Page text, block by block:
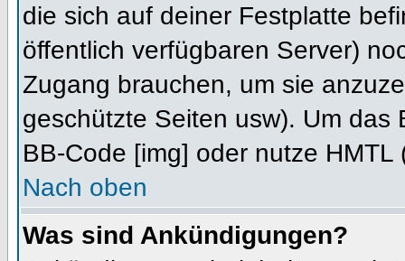
die sich auf deiner Festplatte
öffentlich verfügbaren Server)
Zugang brauchen, um sie
geschützte Seiten usw). Um
BB-Code [img] oder nutze HMTL
Nach oben
Was sind Ankündigungen?